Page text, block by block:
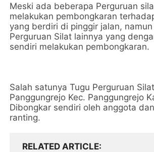
Meski ada beberapa Perguruan
melakukan pembongkaran
yang berdiri di pinggir jalan,
Perguruan Silat lainnya yang
sendiri melakukan pembongkaran.
Salah satunya Tugu Perguruan
Panggungrejo Kec. Panggungrejo
Dibongkar sendiri oleh anggota
ranting.
RELATED ARTICLE